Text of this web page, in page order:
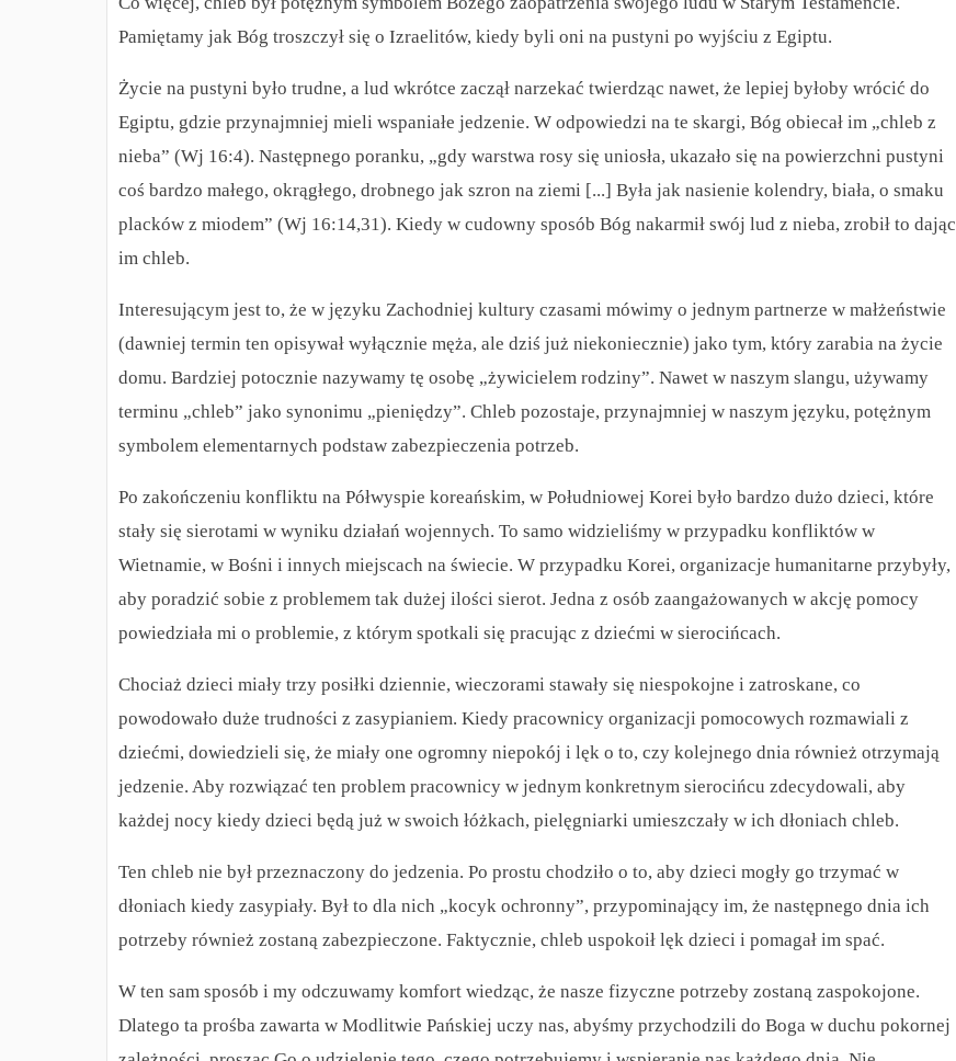
Pamiętamy jak Bóg troszczył się o Izraelitów, kiedy byli oni na pustyni po wyjściu z Egiptu.
Życie na pustyni było trudne, a lud wkrótce zaczął narzekać twierdząc nawet, że lepiej byłoby wrócić do
Egiptu, gdzie przynajmniej mieli wspaniałe jedzenie. W odpowiedzi na te skargi, Bóg obiecał im „chleb z
nieba” (Wj 16:4). Następnego poranku, „gdy warstwa rosy się uniosła, ukazało się na powierzchni pustyni
coś bardzo małego, okrągłego, drobnego jak szron na ziemi [...] Była jak nasienie kolendry, biała, o smaku
placków z miodem” (Wj 16:14,31). Kiedy w cudowny sposób Bóg nakarmił swój lud z nieba, zrobił to dając
im chleb.
Interesującym jest to, że w języku Zachodniej kultury czasami mówimy o jednym partnerze w małżeństwie
(dawniej termin ten opisywał wyłącznie męża, ale dziś już niekoniecznie) jako tym, który zarabia na życie
domu. Bardziej potocznie nazywamy tę osobę „żywicielem rodziny”. Nawet w naszym slangu, używamy
terminu „chleb” jako synonimu „pieniędzy”. Chleb pozostaje, przynajmniej w naszym języku, potężnym
symbolem elementarnych podstaw zabezpieczenia potrzeb.
Po zakończeniu konfliktu na Półwyspie koreańskim, w Południowej Korei było bardzo dużo dzieci, które
stały się sierotami w wyniku działań wojennych. To samo widzieliśmy w przypadku konfliktów w
Wietnamie, w Bośni i innych miejscach na świecie. W przypadku Korei, organizacje humanitarne przybyły,
aby poradzić sobie z problemem tak dużej ilości sierot. Jedna z osób zaangażowanych w akcję pomocy
powiedziała mi o problemie, z którym spotkali się pracując z dziećmi w sierocińcach.
Chociaż dzieci miały trzy posiłki dziennie, wieczorami stawały się niespokojne i zatroskane, co
powodowało duże trudności z zasypianiem. Kiedy pracownicy organizacji pomocowych rozmawiali z
dziećmi, dowiedzieli się, że miały one ogromny niepokój i lęk o to, czy kolejnego dnia również otrzymają
jedzenie. Aby rozwiązać ten problem pracownicy w jednym konkretnym sierocińcu zdecydowali, aby
każdej nocy kiedy dzieci będą już w swoich łóżkach, pielęgniarki umieszczały w ich dłoniach chleb.
Ten chleb nie był przeznaczony do jedzenia. Po prostu chodziło o to, aby dzieci mogły go trzymać w
dłoniach kiedy zasypiały. Był to dla nich „kocyk ochronny”, przypominający im, że następnego dnia ich
potrzeby również zostaną zabezpieczone. Faktycznie, chleb uspokoił lęk dzieci i pomagał im spać.
W ten sam sposób i my odczuwamy komfort wiedząc, że nasze fizyczne potrzeby zostaną zaspokojone.
Dlatego ta prośba zawarta w Modlitwie Pańskiej uczy nas, abyśmy przychodzili do Boga w duchu pokornej